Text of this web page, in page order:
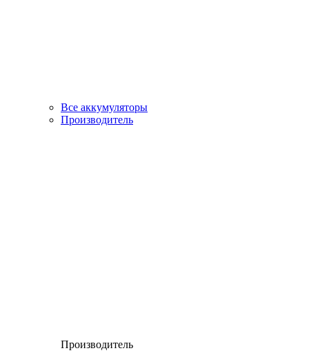
Все аккумуляторы
Производитель
Производитель